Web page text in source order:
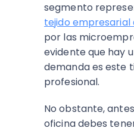
segmento
tejido empresarial
por las
evidente que hay
demanda es este
profesional.
No obstante,
oficina debes